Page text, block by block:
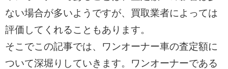
ない場合が多いようですが、買取業者によっては
評価してくれることもあります。
そこでこの記事では、ワンオーナー車の査定額に
ついて深堀りしていきます。ワンオーナーである